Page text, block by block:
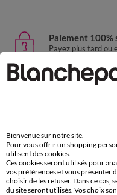
Paiement 100%
Payez plus tard ou
Livraison
sous 30 jours avec
Service clients
par chat et par
de 8h00 à 20h00
Bienvenue sur notre site.
Pour vous offrir un shopping
utilisent des cookies.
Ces cookies seront utilisés pour
vos préférences et vous présenter
choisir de les refuser. Dans ce cas,
du site seront utilisés. Vos choix